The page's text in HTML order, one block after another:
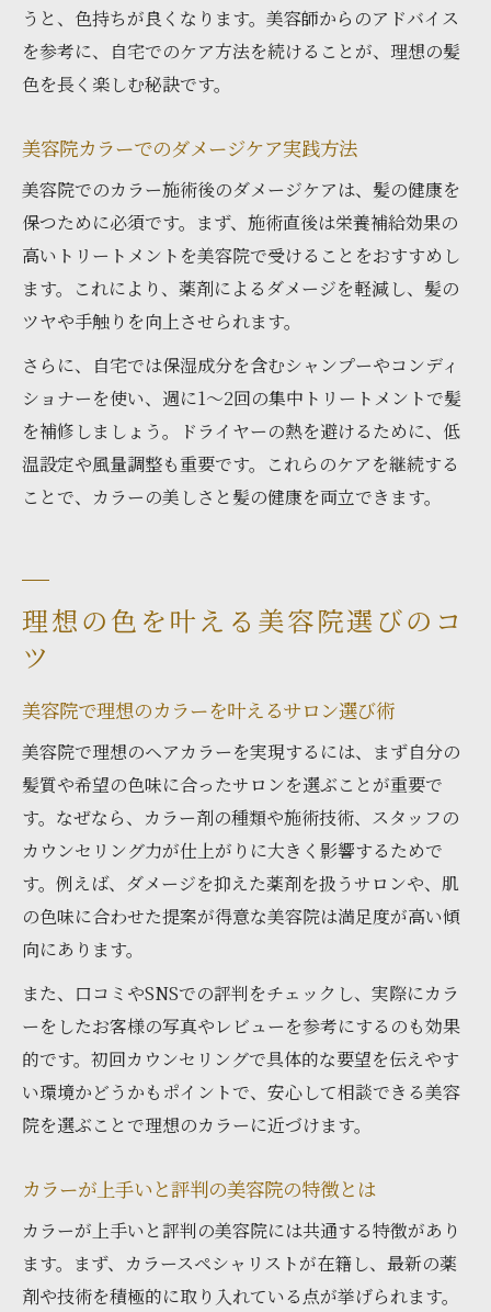
うと、色持ちが良くなります。美容師からのアドバイス
を参考に、自宅でのケア方法を続けることが、理想の髪
色を長く楽しむ秘訣です。
美容院カラーでのダメージケア実践方法
美容院でのカラー施術後のダメージケアは、髪の健康を
保つために必須です。まず、施術直後は栄養補給効果の
高いトリートメントを美容院で受けることをおすすめし
ます。これにより、薬剤によるダメージを軽減し、髪の
ツヤや手触りを向上させられます。
さらに、自宅では保湿成分を含むシャンプーやコンディ
ショナーを使い、週に1〜2回の集中トリートメントで髪
を補修しましょう。ドライヤーの熱を避けるために、低
温設定や風量調整も重要です。これらのケアを継続する
ことで、カラーの美しさと髪の健康を両立できます。
理想の色を叶える美容院選びのコ
ツ
美容院で理想のカラーを叶えるサロン選び術
美容院で理想のヘアカラーを実現するには、まず自分の
髪質や希望の色味に合ったサロンを選ぶことが重要で
す。なぜなら、カラー剤の種類や施術技術、スタッフの
カウンセリング力が仕上がりに大きく影響するためで
す。例えば、ダメージを抑えた薬剤を扱うサロンや、肌
の色味に合わせた提案が得意な美容院は満足度が高い傾
向にあります。
また、口コミやSNSでの評判をチェックし、実際にカラ
ーをしたお客様の写真やレビューを参考にするのも効果
的です。初回カウンセリングで具体的な要望を伝えやす
い環境かどうかもポイントで、安心して相談できる美容
院を選ぶことで理想のカラーに近づけます。
カラーが上手いと評判の美容院の特徴とは
カラーが上手いと評判の美容院には共通する特徴があり
ます。まず、カラースペシャリストが在籍し、最新の薬
剤や技術を積極的に取り入れている点が挙げられます。